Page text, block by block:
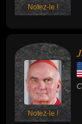
Notez-le !
Notez-le !